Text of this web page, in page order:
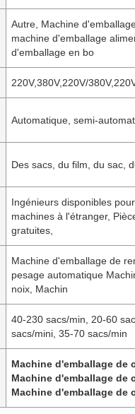
Autre, Machine
machine d'emballage
d'emballage en bo
220V,380V,220V/
Automatique, semi-
Des sacs, du film, du sac,
Ingénieurs disponibles
machines à l'étranger,
gratuites,
Machine d'emballage de
pesage automatique
noix, Machin
40-230 sacs/min, 20-60
sacs/mini, 35-70 sacs/min
Machine d'emballage de
Machine d'emballage de
Machine d'emballage de